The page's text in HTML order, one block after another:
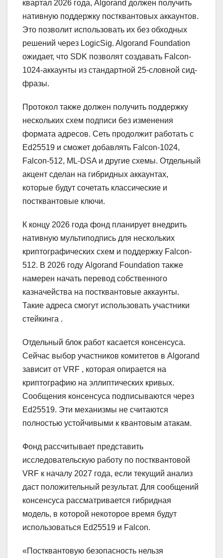
квартал 2026 года, Algorand должен получить
нативную поддержку постквантовых аккаунтов.
Это позволит использовать их без обходных
решений через LogicSig. Algorand Foundation
ожидает, что SDK позволят создавать Falcon-
1024-аккаунты из стандартной 25-словной сид-
фразы.
Протокол также должен получить поддержку
нескольких схем подписи без изменения
формата адресов. Сеть продолжит работать с
Ed25519 и сможет добавлять Falcon-1024,
Falcon-512, ML-DSA и другие схемы. Отдельный
акцент сделан на гибридных аккаунтах,
которые будут сочетать классические и
постквантовые ключи.
К концу 2026 года фонд планирует внедрить
нативную мультиподпись для нескольких
криптографических схем и поддержку Falcon-
512. В 2026 году Algorand Foundation также
намерен начать перевод собственного
казначейства на постквантовые аккаунты.
Такие адреса смогут использовать участники
стейкинга .
Отдельный блок работ касается консенсуса.
Сейчас выбор участников комитетов в Algorand
зависит от VRF , которая опирается на
криптографию на эллиптических кривых.
Сообщения консенсуса подписываются через
Ed25519. Эти механизмы не считаются
полностью устойчивыми к квантовым атакам.
Фонд рассчитывает представить
исследовательскую работу по постквантовой
VRF к началу 2027 года, если текущий анализ
даст положительный результат. Для сообщений
консенсуса рассматривается гибридная
модель, в которой некоторое время будут
использоваться Ed25519 и Falcon.
«Постквантовую безопасность нельзя